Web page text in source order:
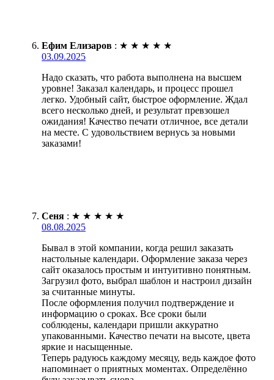
Ефим Елизаров : ★ ★ ★ ★ ★
03.09.2025
Надо сказать, что работа выполнена на высшем
уровне! Заказал календарь, и процесс прошел
легко. Удобный сайт, быстрое оформление. Ждал
всего несколько дней, и результат превзошел
ожидания! Качество печати отличное, все детали
на месте. С удовольствием вернусь за новыми
заказами!
Сеня : ★ ★ ★ ★ ★
08.08.2025
Бывал в этой компании, когда решил заказать
настольные календари. Оформление заказа через
сайт оказалось простым и интуитивно понятным.
Загрузил фото, выбрал шаблон и настроил дизайн
за считанные минуты.
После оформления получил подтверждение и
информацию о сроках. Все сроки были
соблюдены, календари пришли аккуратно
упакованными. Качество печати на высоте, цвета
яркие и насыщенные.
Теперь радуюсь каждому месяцу, ведь каждое фото
напоминает о приятных моментах. Определённо